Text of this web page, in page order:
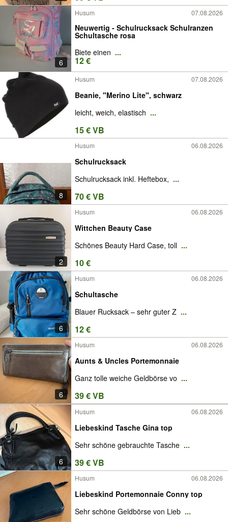
6
Husum 07.08.2026
Neuwertig - Schulrucksack Schulranzen
Schultasche rosa
Biete einen ...
12 €
Husum 07.08.2026
Beanie, "Merino Lite", schwarz
leicht, weich, elastisch ...
15 € VB
8
Husum 06.08.2026
Schulrucksack
Schulrucksack inkl. Heftebox, ...
70 € VB
2
Husum 06.08.2026
Wittchen Beauty Case
Schönes Beauty Hard Case, toll ...
10 €
6
Husum 06.08.2026
Schultasche
Blauer Rucksack – sehr guter Z ...
12 €
6
Husum 06.08.2026
Aunts & Uncles Portemonnaie
Ganz tolle weiche Geldbörse vo ...
39 € VB
6
Husum 06.08.2026
Liebeskind Tasche Gina top
Sehr schöne gebrauchte Tasche ...
39 € VB
Husum 06.08.2026
Liebeskind Portemonnaie Conny top
Sehr schöne Geldbörse von Lieb ...